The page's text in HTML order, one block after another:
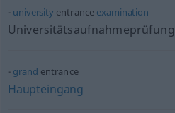
universityentrance examination
Universitätsaufnahmeprüfung
grand entrance
Haupteingang